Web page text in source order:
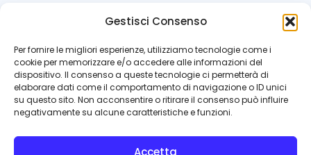
Gestisci Consenso
Per fornire le migliori esperienze, utilizziamo tecnologie come i
cookie per memorizzare e/o accedere alle informazioni del
dispositivo. Il consenso a queste tecnologie ci permetterà di
elaborare dati come il comportamento di navigazione o ID unici
su questo sito. Non acconsentire o ritirare il consenso può influire
negativamente su alcune caratteristiche e funzioni.
Accetta
azzurrissimo.it
Il blog di riferimento per i tifosi del Napoli. News, interviste,
pagelle e calciomercato. Testata giornalistica registrata
al Tribunale di Napoli (n. 48 dell’08/10/2012). Direttore Luca
Perillo
INFO